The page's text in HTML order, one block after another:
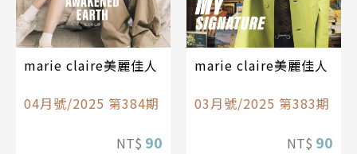
marie claire美麗佳人
04月號/2025 第384期
NT$ 90
marie claire美麗佳人
03月號/2025 第383期
NT$ 90